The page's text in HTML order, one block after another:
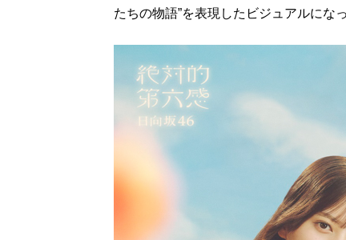
たちの物語”を表現したビジュアルにな